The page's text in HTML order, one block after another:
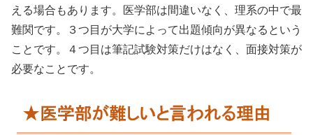
える場合もあります。医学部は間違いなく、理系の中で最
難関です。３つ目が大学によって出題傾向が異なる という
ことです。４つ目は筆記試験対策だけはなく、 面接対策が
必要なことです。